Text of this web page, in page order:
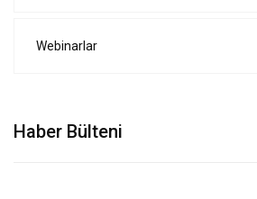
Webinarlar
Haber Bülteni